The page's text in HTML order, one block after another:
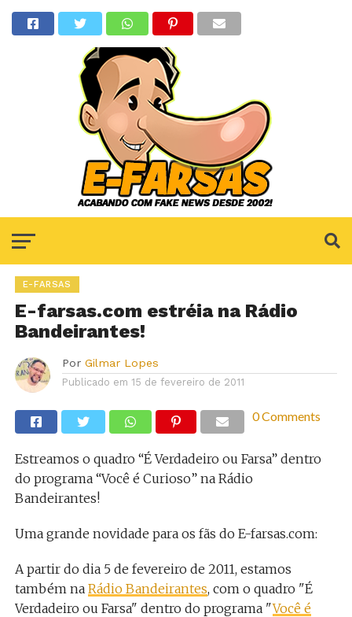
E-FARSAS
E-farsas.com estréia na Rádio
Bandeirantes!
Por Gilmar Lopes
Publicado em 15 de fevereiro de 2011
0 Comments
Estreamos o quadro “É Verdadeiro ou Farsa” dentro
do programa “Você é Curioso” na Rádio
Bandeirantes!
Uma grande novidade para os fãs do E-farsas.com:
A partir do dia 5 de fevereiro de 2011, estamos
também na Rádio Bandeirantes, com o quadro "É
Verdadeiro ou Farsa" dentro do programa "Você é